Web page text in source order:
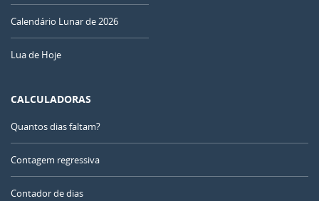
Calendário Lunar de 2026
Lua de Hoje
CALCULADORAS
Quantos dias faltam?
Contagem regressiva
Contador de dias